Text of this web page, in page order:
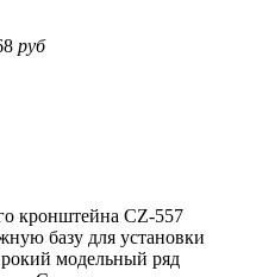
руб
кронштейна CZ-557
базу для установки
модельный ряд